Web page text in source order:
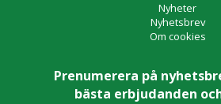
Nyheter
Nyhetsbrev
Om cookies
Prenumerera på
bästa erbjudanden